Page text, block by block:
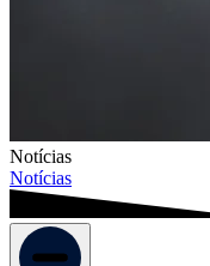
Notícias
Notícias